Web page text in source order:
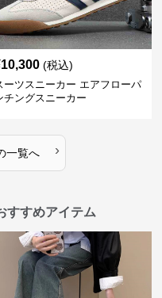
10,300 (税込)
ーツスニーカー エアフローパ
チングスニーカー
一覧へ ›
すすめアイテム